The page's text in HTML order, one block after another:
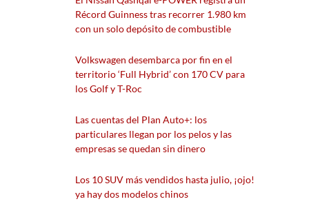
Récord Guinness tras recorrer 1.980 km
con un solo depósito de combustible
Volkswagen desembarca por fin en el
territorio ‘Full Hybrid’ con 170 CV para
los Golf y T-Roc
Las cuentas del Plan Auto+: los
particulares llegan por los pelos y las
empresas se quedan sin dinero
Los 10 SUV más vendidos hasta julio, ¡ojo!
ya hay dos modelos chinos